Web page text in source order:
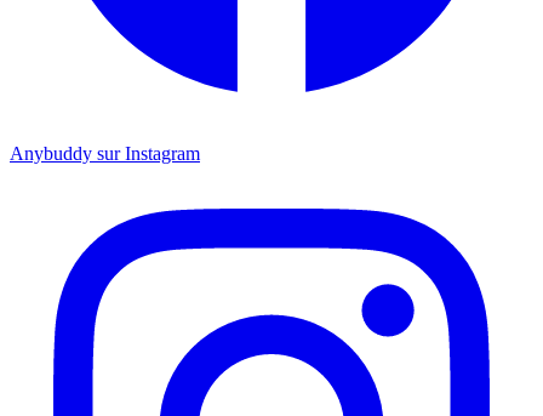
Anybuddy sur Instagram